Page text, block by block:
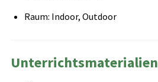
Raum: Indoor, Outdoor
Unterrichtsmaterialien